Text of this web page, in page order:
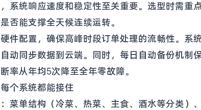
系统响应速度和稳定性至关重要。选型时需
否能支撑全天候连续运转。
件配置，确保高峰时段订单处理的流畅性。
动同步数据到云端。同时，每日自动备份机制
率从年均5次降至全年零故障。
个系统都能接住
菜单结构（冷菜、热菜、主食、酒水等分类